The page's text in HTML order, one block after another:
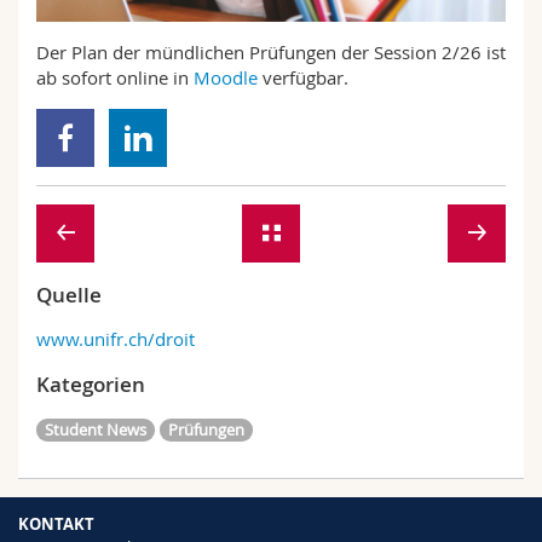
Math.-Nat. und Med. Fak.
Interfakultär
Mitarbeitende
Doktorierende
Webmail
Vorlesungsverzeichnis
MyUnifr
Der Plan der mündlichen Prüfungen der Session 2/26 ist
ab sofort online in Moodle verfügbar.
Quelle
www.unifr.ch/droit
Kategorien
Student News Prüfungen
KONTAKT